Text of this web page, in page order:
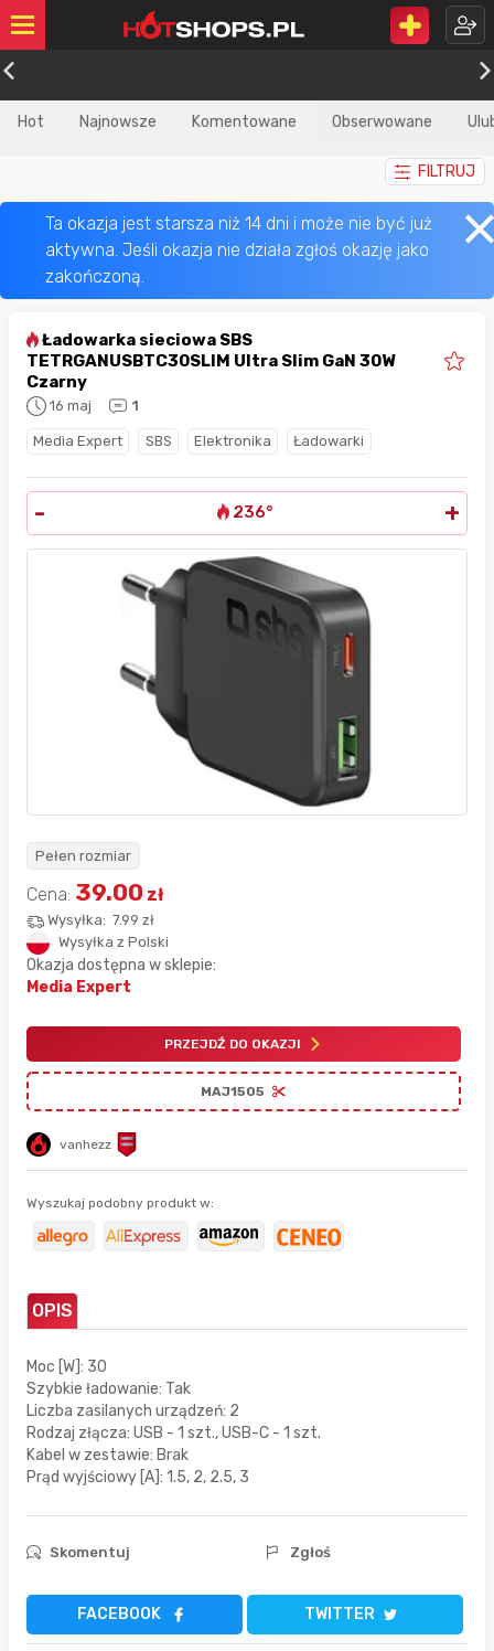
Hot Najnowsze Komentowane Obserwowane
FILTRUJ
TETRGANUSBTC30SLIM Ultra Slim GaN 30W
Czarny
16 maj 1
Media Expert SBS Elektronika Ładowarki
- 236° +
Pełen rozmiar
vanhezz
Cena: 39.00 zł
Wysyłka: 7.99 zł
Wysyłka z Polski
Okazja dostępna w sklepie:
Media Expert
PRZEJDŹ DO OKAZJI
MAJ1505
Wyszukaj podobny produkt w:
OPIS
Moc [W]: 30
Szybkie ładowanie: Tak
Liczba zasilanych urządzeń: 2
Rodzaj złącza: USB - 1 szt., USB-C - 1 szt.
Kabel w zestawie: Brak
Prąd wyjściowy [A]: 1.5, 2, 2.5, 3
Skomentuj Zgłoś
FACEBOOK TWITTER